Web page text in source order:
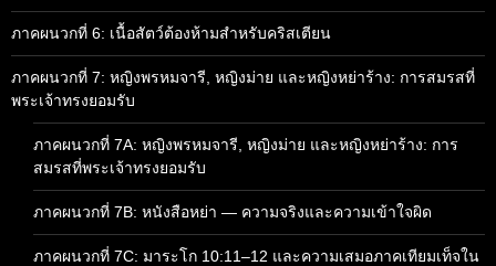
ภาคผนวกที่ 6: เนื้อสัตว์ต้องห้ามสำหรับคริสเตียน
ภาคผนวกที่ 7: หญิงพรหมจารี, หญิงม่าย และหญิงหย่าร้าง: การสมรสที่
พระเจ้าทรงยอมรับ
ภาคผนวกที่ 7A: หญิงพรหมจารี, หญิงม่าย และหญิงหย่าร้าง: การ
สมรสที่พระเจ้าทรงยอมรับ
ภาคผนวกที่ 7B: หนังสือหย่า — ความจริงและความเข้าใจผิด
ภาคผนวกที่ 7C: มาระโก 10:11–12 และความเสมอภาคเทียมเท็จใน